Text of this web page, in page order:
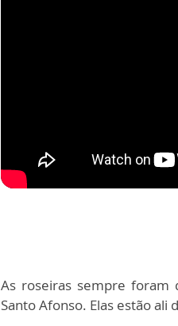
As roseiras sempre foram
Santo Afonso. Elas estão ali